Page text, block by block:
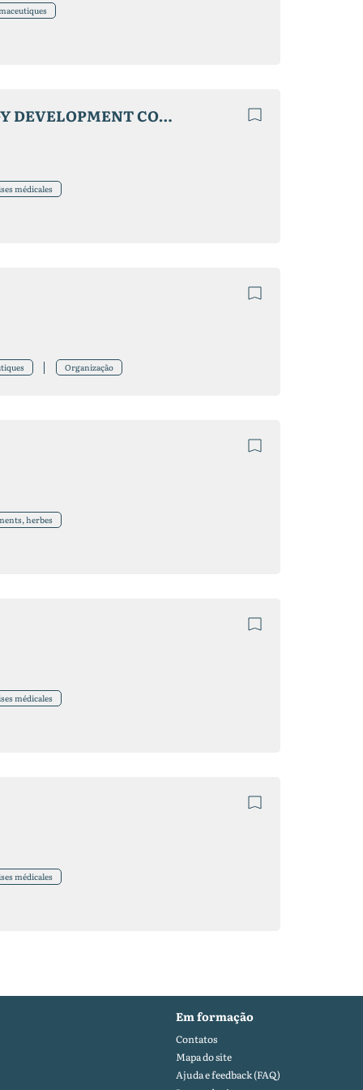
SICHUAN HENGKANG SCIENCE AND TECHNOLOGY DEVELOPMENT CO.,LTD
médicales
Organização
herbes
médicales
médicales
Em formação
Contatos
Mapa do site
Ajuda e feedback (FAQ)